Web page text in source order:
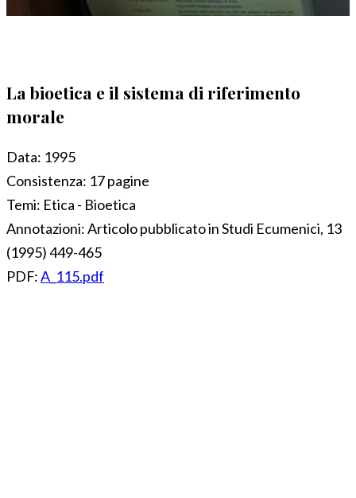
La bioetica e il sistema di riferimento
morale
Data: 1995
Consistenza: 17 pagine
Temi: Etica - Bioetica
Annotazioni:Articolo pubblicato in Studi Ecumenici, 13
(1995) 449-465
PDF:A_115.pdf